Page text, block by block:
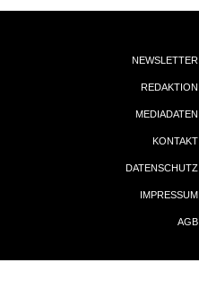
NEWSLETTER
REDAKTION
MEDIADATEN
KONTAKT
DATENSCHUTZ
IMPRESSUM
AGB